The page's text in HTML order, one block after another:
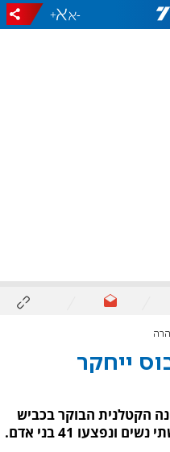
-
+
ייחקר
הקטלנית הבוקר בכביש
443 סמוך לבית חורון, בה נהרגו שתי נשים ונפצעו 41 בני אדם.